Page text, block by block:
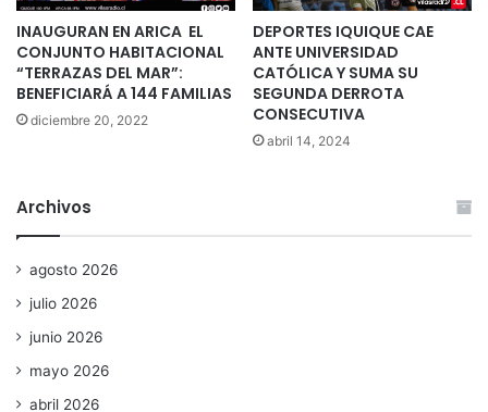
INAUGURAN EN ARICA EL
CONJUNTO HABITACIONAL
“TERRAZAS DEL MAR”:
BENEFICIARÁ A 144 FAMILIAS
diciembre 20, 2022
DEPORTES IQUIQUE CAE
ANTE UNIVERSIDAD
CATÓLICA Y SUMA SU
SEGUNDA DERROTA
CONSECUTIVA
abril 14, 2024
Archivos
agosto 2026
julio 2026
junio 2026
mayo 2026
abril 2026